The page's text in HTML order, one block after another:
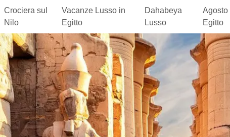
Crociera sul
Nilo
Vacanze Lusso in
Egitto
Dahabeya
Lusso
Agosto
Egitto